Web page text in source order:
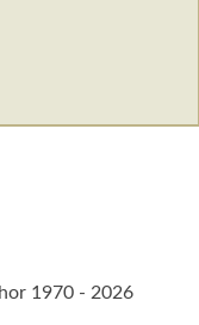
1970 - 2026